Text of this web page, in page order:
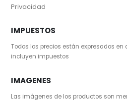
Privacidad
IMPUESTOS
Todos los precios están expresados
incluyen impuestos
IMAGENES
Las imágenes de los productos son